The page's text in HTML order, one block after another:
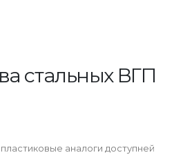
стальных ВГП
аналоги доступней